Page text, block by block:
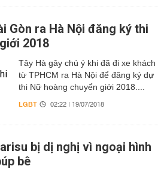
Gòn ra Hà Nội đăng ký thi
2018
Tây Hà gây chú ý khi đã đi xe khách
từ TPHCM ra Hà Nội để đăng ký dự
thi Nữ hoàng chuyển giới 2018....
LGBT 02:22 | 19/07/2018
bị dị nghị vì ngoại hình
bê